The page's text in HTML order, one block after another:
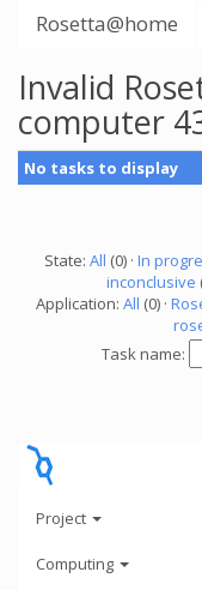
Rosetta@home
Invalid
computer
No tasks to display
State: All (0) · In
inconclusive
Application: All (0) ·
Task name:
Project
Computing